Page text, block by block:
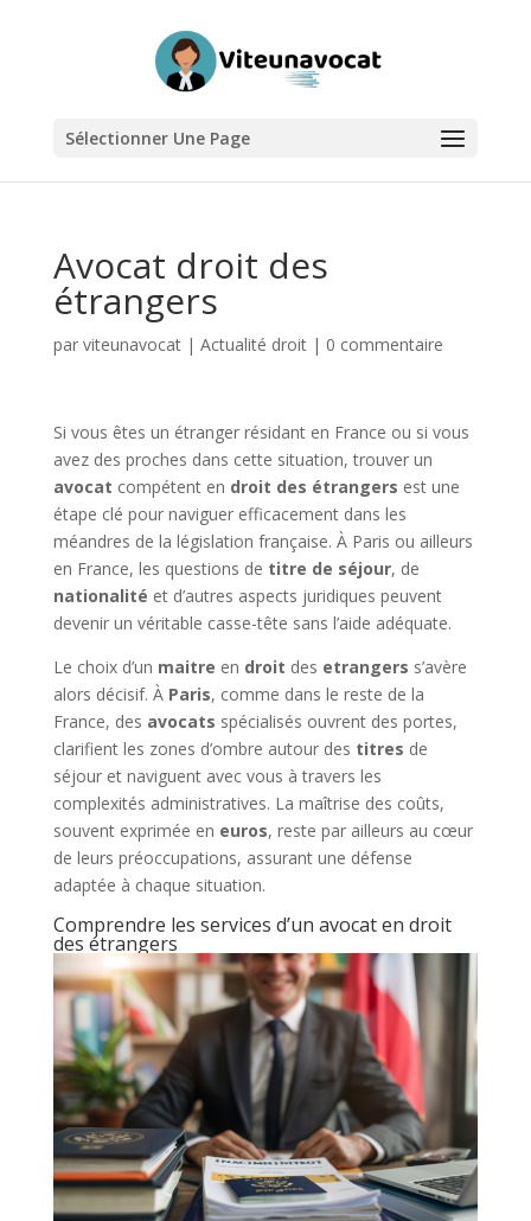
Sélectionner Une Page
Avocat droit des
étrangers
par viteunavocat| Actualité droit| 0 commentaire
Si vous êtes un étranger résidant en France ou si vous
avez des proches dans cette situation, trouver un
avocat compétent en droit des étrangers est une
étape clé pour naviguer efficacement dans les
méandres de la législation française. À Paris ou ailleurs
en France, les questions de titre de séjour, de
nationalité et d’autres aspects juridiques peuvent
devenir un véritable casse-tête sans l’aide adéquate.
Le choix d’un maitre en droit des etrangers s’avère
alors décisif. À Paris, comme dans le reste de la
France, des avocats spécialisés ouvrent des portes,
clarifient les zones d’ombre autour des titres de
séjour et naviguent avec vous à travers les
complexités administratives. La maîtrise des coûts,
souvent exprimée en euros, reste par ailleurs au cœur
de leurs préoccupations, assurant une défense
adaptée à chaque situation.
Comprendre les services d’un avocat en droit
des étrangers